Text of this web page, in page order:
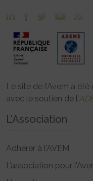
Le site de l’Avem a été
avec le soutien de l’
L’Association
Adhérer à l’AVEM
L’association pour